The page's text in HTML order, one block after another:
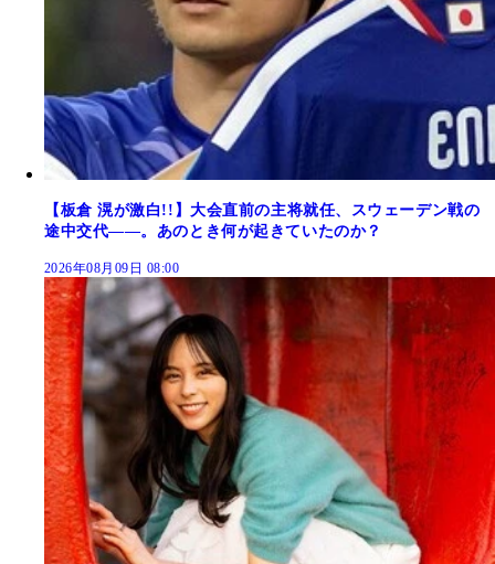
【板倉 滉が激白!!】大会直前の主将就任、スウェーデン戦の
途中交代――。あのとき何が起きていたのか？
2026年08月09日 08:00